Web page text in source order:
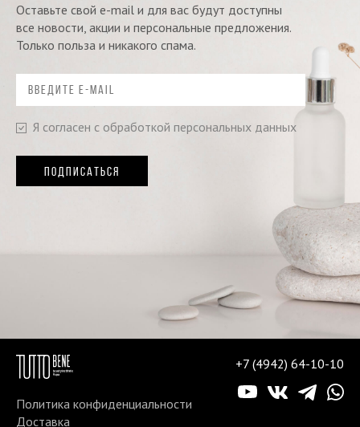
Оставьте свой e-mail и для вас будут доступны
все новости, акции и персональные предложения.
Только польза и никакого спама.
Я согласен с обработкой персональных данных
ПОДПИСАТЬСЯ
Политика конфиденциальности
Доставка
+7 (4942) 64-10-10